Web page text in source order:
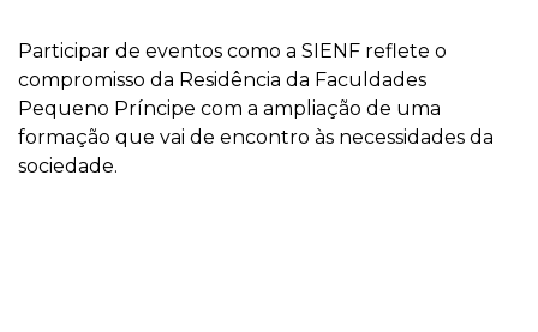
Participar de eventos como a SIENF reflete o
compromisso da Residência da Faculdades
Pequeno Príncipe com a ampliação de uma
formação que vai de encontro às necessidades da
sociedade.